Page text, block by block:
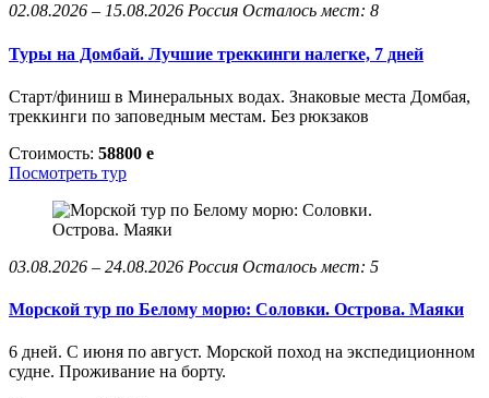
02.08.2026 – 15.08.2026 Россия Осталось мест: 8
Туры на Домбай. Лучшие треккинги налегке, 7 дней
Старт/финиш в Минеральных водах. Знаковые места Домбая,
треккинги по заповедным местам. Без рюкзаков
Стоимость: 58800 e
Посмотреть тур
03.08.2026 – 24.08.2026 Россия Осталось мест: 5
Морской тур по Белому морю: Соловки. Острова. Маяки
6 дней. С июня по август. Морской поход на экспедиционном
судне. Проживание на борту.